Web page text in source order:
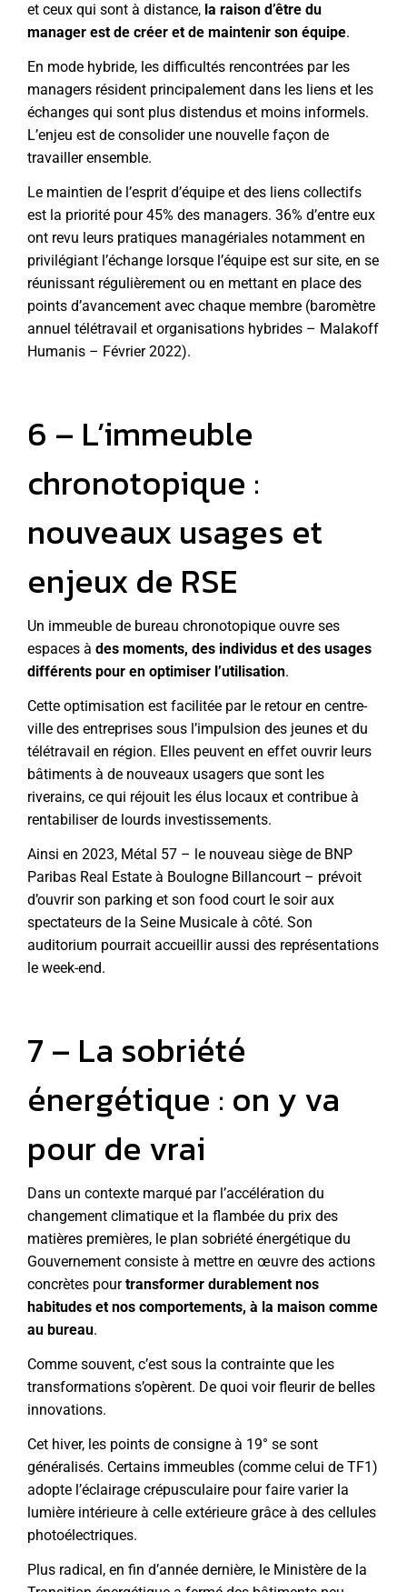
et ceux qui sont à distance, la raison d’être du
manager est de créer et de maintenir son équipe.
En mode hybride, les difficultés rencontrées par les
managers résident principalement dans les liens et les
échanges qui sont plus distendus et moins informels.
L’enjeu est de consolider une nouvelle façon de
travailler ensemble.
Le maintien de l’esprit d’équipe et des liens collectifs
est la priorité pour 45% des managers. 36% d’entre eux
ont revu leurs pratiques managériales notamment en
privilégiant l’échange lorsque l’équipe est sur site, en se
réunissant régulièrement ou en mettant en place des
points d’avancement avec chaque membre (baromètre
annuel télétravail et organisations hybrides – Malakoff
Humanis – Février 2022).
6 – L’immeuble
chronotopique :
nouveaux usages et
enjeux de RSE
Un immeuble de bureau chronotopique ouvre ses
espaces à des moments, des individus et des usages
différents pour en optimiser l’utilisation.
Cette optimisation est facilitée par le retour en centre-
ville des entreprises sous l’impulsion des jeunes et du
télétravail en région. Elles peuvent en effet ouvrir leurs
bâtiments à de nouveaux usagers que sont les
riverains, ce qui réjouit les élus locaux et contribue à
rentabiliser de lourds investissements.
Ainsi en 2023, Métal 57 – le nouveau siège de BNP
Paribas Real Estate à Boulogne Billancourt – prévoit
d’ouvrir son parking et son food court le soir aux
spectateurs de la Seine Musicale à côté. Son
auditorium pourrait accueillir aussi des représentations
le week-end.
7 – La sobriété
énergétique : on y va
pour de vrai
Dans un contexte marqué par l’accélération du
changement climatique et la flambée du prix des
matières premières, le plan sobriété énergétique du
Gouvernement consiste à mettre en œuvre des actions
concrètes pourtransformer durablement nos
habitudes et nos comportements, à la maison comme
au bureau.
Comme souvent, c’est sous la contrainte que les
transformations s’opèrent. De quoi voir fleurir de belles
innovations.
Cet hiver, les points de consigne à 19° se sont
généralisés. Certains immeubles (comme celui de TF1)
adopte l’éclairage crépusculaire pour faire varier la
lumière intérieure à celle extérieure grâce à des cellules
photoélectriques.
Plus radical, en fin d’année dernière, le Ministère de la